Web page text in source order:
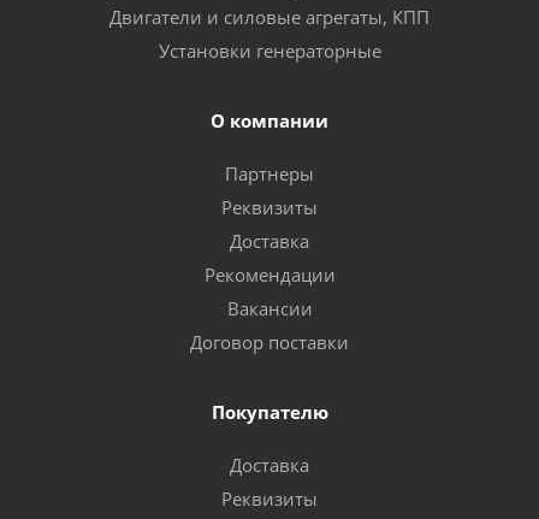
Двигатели и силовые агрегаты, КПП
Установки генераторные
О компании
Партнеры
Реквизиты
Доставка
Рекомендации
Вакансии
Договор поставки
Покупателю
Доставка
Реквизиты